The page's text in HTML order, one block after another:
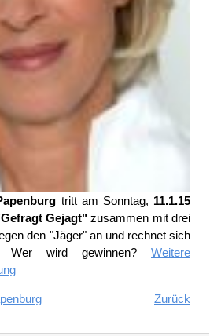
tritt am Sonntag, 11.1.15
Gejagt"zusammen mit drei
den "Jäger" an und rechnet sich
Wer wird gewinnen? Weitere
Zurück